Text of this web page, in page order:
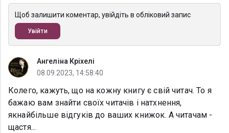
Щоб залишити коментар, увійдіть в обліковий запис
Увійти
Ангеліна Кріхелі
08.09.2023, 14:58:40
Колего, кажуть, що на кожну книгу є свій читач. То я
бажаю вам знайти своїх читачів і натхнення,
якнайбільше відгуків до ваших книжок. А читачам -
щастя...